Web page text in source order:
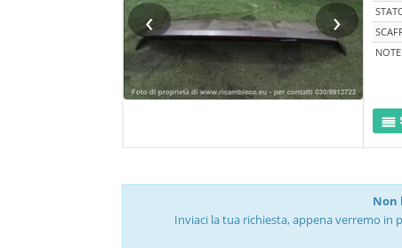
‹ ›
NOTE
Non
Inviaci la tua richiesta, appena verremo